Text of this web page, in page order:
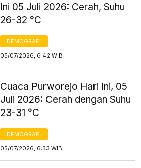
Ini 05 Juli 2026: Cerah, Suhu
26-32 °C
DEMOGRAFI
05/07/2026, 6:42 WIB
Cuaca Purworejo Hari Ini, 05
Juli 2026: Cerah dengan Suhu
23-31 °C
DEMOGRAFI
05/07/2026, 6:33 WIB